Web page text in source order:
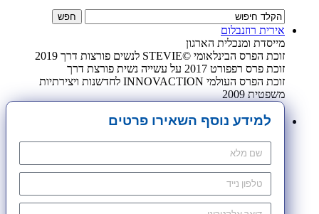
אירית רוזנבלום
מייסדת ומנכלית הארגון
זוכת הפרס הבינלאומי ©STEVIE לנשים פורצות דרך 2019
זוכת פרס רפפורט 2017 על עשייה נשית פורצת דרך
זוכת הפרס העולמי INNOVACTION לחדשנות ויצירתיות
משפטית 2009
למידע נוסף השאירו פרטים